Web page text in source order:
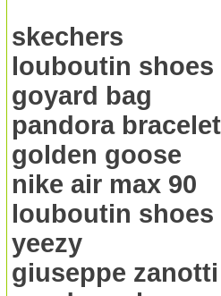
skechers
louboutin shoes
goyard bag
pandora bracelet
golden goose
nike air max 90
louboutin shoes
yeezy
giuseppe